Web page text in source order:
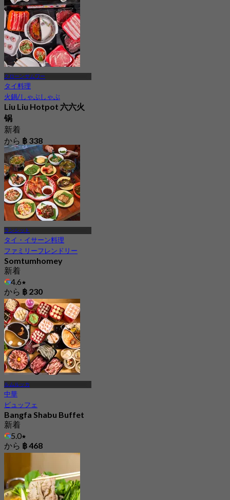
から฿ 299
クローンサムワー
タイ料理
火鍋/しゃぶしゃぶ
Liu Liu Hotpot 六六火
锅
新着
から ฿ 338
ランシット
タイ・イサーン料理
ファミリーフレンドリー
Somtumhomey
新着
4.6
から ฿ 230
ルムルッカ
中華
ビュッフェ
Bangfa Shabu Buffet
新着
5.0
から ฿ 468